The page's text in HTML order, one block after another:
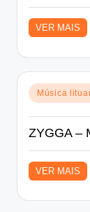
VER MAIS
Posted
in
Música
ZYGGA –
VER MAIS